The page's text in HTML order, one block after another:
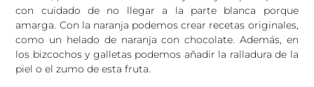
con cuidado de no llegar a la parte blanca porque
amarga. Con la naranja podemos crear recetas originales,
como un helado de naranja con chocolate. Además, en
los bizcochos y galletas podemos añadir la ralladura de la
piel o el zumo de esta fruta.